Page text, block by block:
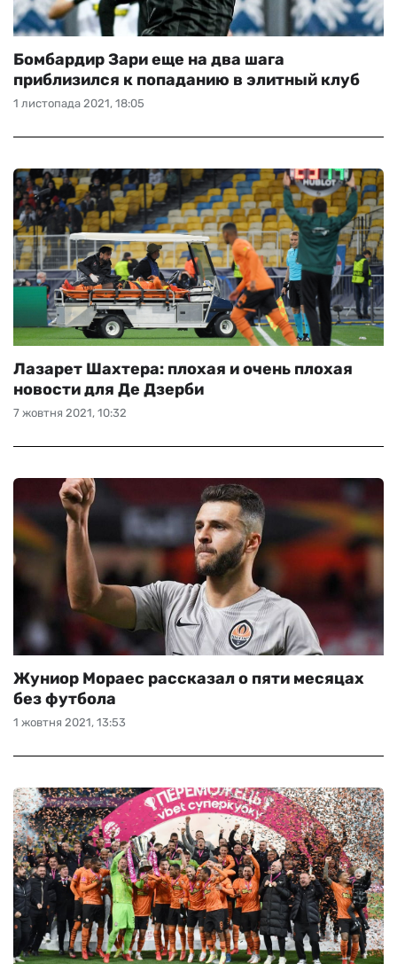
1 листопада 2021, 18:05
Бомбардир Зари еще на два шага
приблизился к попаданию в элитный клуб
7 жовтня 2021, 10:32
Лазарет Шахтера: плохая и очень плохая
новости для Де Дзерби
1 жовтня 2021, 13:53
Жуниор Мораес рассказал о пяти месяцах
без футбола